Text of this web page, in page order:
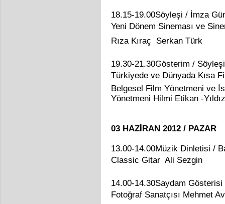
18.15-19.00Söyleşi / İmza
Yeni Dönem Sineması ve
Rıza Kıraç  Serkan Türk
19.30-21.30Gösterim / Söyleşi
Türkiyede ve Dünyada Kısa
Belgesel Film Yönetmeni ve
Yönetmeni Hilmi Etikan -
03 HAZİRAN 2012 / PAZAR
13.00-14.00Müzik Dinletisi /
Classic Gitar  Ali Sezgin
14.00-14.30Saydam Gösterisi
Fotoğraf Sanatçısı Mehmet